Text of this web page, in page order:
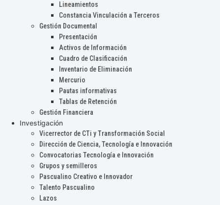
Lineamientos
Constancia Vinculación a Terceros
Gestión Documental
Presentación
Activos de Información
Cuadro de Clasificación
Inventario de Eliminación
Mercurio
Pautas informativas
Tablas de Retención
Gestión Financiera
Investigación
Vicerrector de CTi y Transformación Social
Dirección de Ciencia, Tecnología e Innovación
Convocatorias Tecnología e Innovación
Grupos y semilleros
Pascualino Creativo e Innovador
Talento Pascualino
Lazos